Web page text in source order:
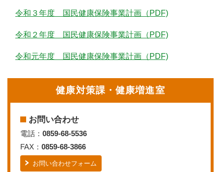
令和３年度 国民健康保険事業計画（PDF)
令和２年度 国民健康保険事業計画（PDF)
令和元年度 国民健康保険事業計画（PDF)
健康対策課・健康増進室
お問い合わせ
電話： 0859-68-5536
FAX： 0859-68-3866
お問い合わせフォーム